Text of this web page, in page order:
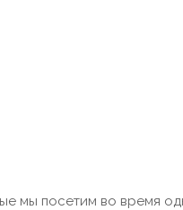
мы посетим во время